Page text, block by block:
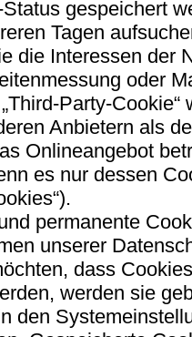
gespeichert
Tagen
die Interessen der
oder
Party-Cookie“
Anbietern als
Onlineangebot
es nur dessen
permanente
unserer
dass
werden sie
den